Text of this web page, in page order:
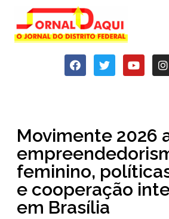
Movimente 2026
feminino,
e cooperação
em Brasília